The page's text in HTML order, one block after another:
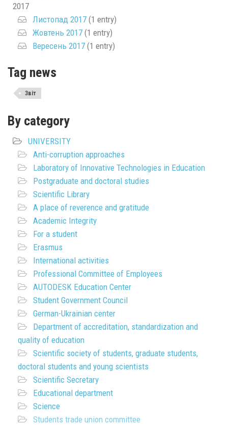
2017
Листопад 2017 (1 entry)
Жовтень 2017 (1 entry)
Вересень 2017 (1 entry)
Tag news
Звіт
By category
UNIVERSITY
Anti-corruption approaches
Laboratory of Innovative Technologies in Education
Postgraduate and doctoral studies
Scientific Library
A place of reverence and gratitude
Academic Integrity
For a student
Erasmus
International activities
Professional Committee of Employees
AUTODESK Education Center
Student Government Council
German-Ukrainian center
Department of accreditation, standardization and
quality of education
Scientific society of students, graduate students,
doctoral students and young scientists
Scientific Secretary
Educational department
Science
Students trade union committee